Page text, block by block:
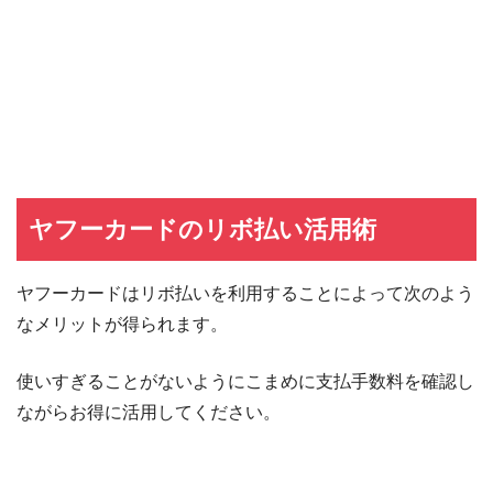
ヤフーカードのリボ払い活用術
ヤフーカードはリボ払いを利用することによって次のよう
なメリットが得られます。
使いすぎることがないようにこまめに支払手数料を確認し
ながらお得に活用してください。